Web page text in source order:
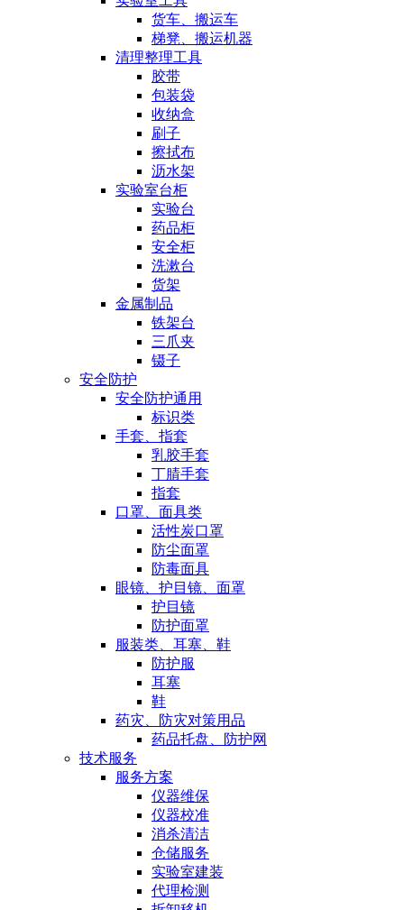
货车、搬运车
梯凳、搬运机器
清理整理工具
胶带
包装袋
收纳盒
刷子
擦拭布
沥水架
实验室台柜
实验台
药品柜
安全柜
洗漱台
货架
金属制品
铁架台
三爪夹
镊子
安全防护
安全防护通用
标识类
手套、指套
乳胶手套
丁腈手套
指套
口罩、面具类
活性炭口罩
防尘面罩
防毒面具
眼镜、护目镜、面罩
护目镜
防护面罩
服装类、耳塞、鞋
防护服
耳塞
鞋
药灾、防灾对策用品
药品托盘、防护网
技术服务
服务方案
仪器维保
仪器校准
消杀清洁
仓储服务
实验室建装
代理检测